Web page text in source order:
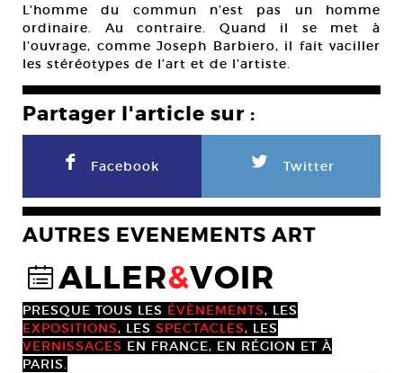
L’homme du commun n’est pas un homme
ordinaire. Au contraire. Quand il se met à
l’ouvrage, comme Joseph Barbiero, il fait vaciller
les stéréotypes de l’art et de l’artiste.
Partager l'article sur :
F Facebook L Twitter
AUTRES EVENEMENTS ART
@ALLER&VOIR
PRESQUE TOUS LES ÉVÈNEMENTS, LES
EXPOSITIONS, LES SPECTACLES, LES
VERNISSAGES EN FRANCE, EN RÉGION ET À
PARIS.